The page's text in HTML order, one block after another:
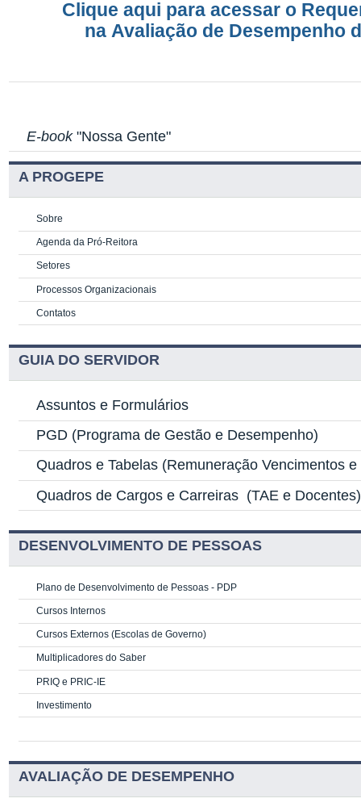
Clique aqui para acessar o
na Avaliação de Desempenho
E-book"Nossa Gente"
A PROGEPE
Sobre
Agenda da Pró-Reitora
Setores
Processos Organizacionais
Contatos
GUIA DO SERVIDOR
Assuntos e Formulários
PGD (Programa de Gestão e Desempenho)
Quadros e Tabelas (Remuneração Vencimentos
Quadros de Cargos e Carreiras (TAE e Docentes)
DESENVOLVIMENTO DE PESSOAS
Plano de Desenvolvimento de Pessoas - PDP
Cursos Internos
Cursos Externos (Escolas de Governo)
Multiplicadores do Saber
PRIQ e PRIC-IE
Investimento
AVALIAÇÃO DE DESEMPENHO